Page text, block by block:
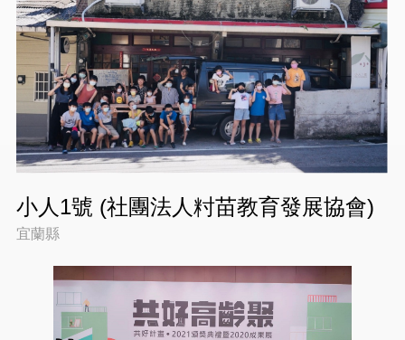
小人1號 (社團法人籿苗教育發展協會)
宜蘭縣